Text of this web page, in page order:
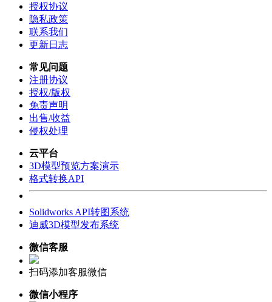
授权协议
隐私政策
联系我们
更新日志
常见问题
注册协议
授权/版权
免责声明
出售/收益
侵权处理
云平台
3D模型预览方案演示
格式转换API
Solidworks API转图系统
迪威3D模型发布系统
微信客服
扫码添加客服微信
微信小程序